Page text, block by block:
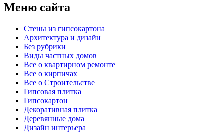
Меню сайта
Cтены из гипсокартона
Архитектура и дизайн
Без рубрики
Виды частных домов
Все о квартирном ремонте
Все о кирпичах
Все о Строительстве
Гипсовая плитка
Гипсокартон
Декоративная плитка
Деревянные дома
Дизайн интерьера